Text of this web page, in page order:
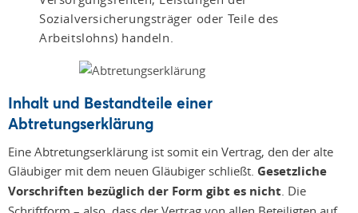
Sozialversicherungsträger oder Teile des
Arbeitslohns) handeln.
Inhalt und Bestandteile einer
Abtretungserklärung
Eine Abtretungserklärung ist somit ein Vertrag, den der alte
Gläubiger mit dem neuen Gläubiger schließt. Gesetzliche
Vorschriften bezüglich der Form gibt es nicht. Die